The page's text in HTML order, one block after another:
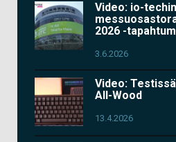
Video: io-techin
2026 -
3.6.2026
Video:
All-Wood
13.4.2026